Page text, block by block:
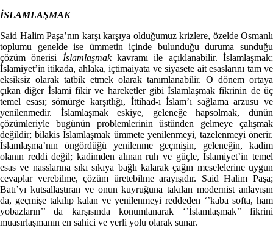
İSLAMLAŞMAK
Said Halim Paşa’nın karşı karşıya olduğumuz krizlere, özelde Osmanlı
toplumu genelde ise ümmetin içinde bulunduğu duruma sunduğu
çözüm önerisi İslamlaşmakkavramı ile açıklanabilir. İslamlaşmak;
İslamiyet’in itikada, ahlaka, içtimaiyata ve siyasete ait esaslarını tam ve
eksiksiz olarak tatbik etmek olarak tanımlanabilir. O dönem ortaya
çıkan diğer İslami fikir ve hareketler gibi İslamlaşmak fikrinin de üç
temel esası; sömürge karşıtlığı, İttihad-ı İslam’ı sağlama arzusu ve
yenilenmedir. İslamlaşmak eskiye, geleneğe hapsolmak, dünün
çözümleriyle bugünün problemlerinin üstünden gelmeye çalışmak
değildir; bilakis İslamlaşmak ümmete yenilenmeyi, tazelenmeyi önerir.
İslamlaşma’nın öngördüğü yenilenme geçmişin, geleneğin, kadim
olanın reddi değil; kadimden alınan ruh ve güçle, İslamiyet’in temel
esas ve nasslarına sıkı sıkıya bağlı kalarak çağın meselelerine uygun
cevaplar verebilme, çözüm üretebilme arayışıdır. Said Halim Paşa;
Batı’yı kutsallaştıran ve onun kuyruğuna takılan modernist anlayışın
da, geçmişe takılıp kalan ve yenilenmeyi reddeden ‘’kaba softa, ham
yobazların’’ da karşısında konumlanarak ‘’İslamlaşmak’’ fikrini
muasırlaşmanın en sahici ve yerli yolu olarak sunar.